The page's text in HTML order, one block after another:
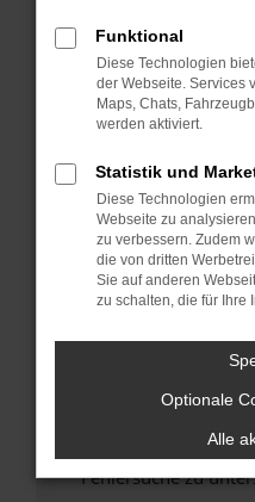
Fenster?
Starte dein Gerät
Das kann
Probleme zu beheben.
Betriebssystem
sind.
Veraltete Software
Sicherheitsrisiko,
führen, dass
unterstützt werden.
Wende dich an
Wenn du alle oben
hast, kontaktiere
uns diesen Text
Fehlersuche zu
Funktional
Diese Technologien
der Webseite. Services
Maps, Chats,
werden aktiviert.
Statistik und
Diese Technologien
Webseite zu
zu verbessern. Zudem
die von dritten
Sie auf anderen
zu schalten, die für Ihre
Optionale
Alle